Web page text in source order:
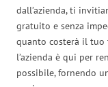
dall’azienda, ti
gratuito e senza
quanto costerà il tuo
l’azienda è qui per
possibile, fornendo